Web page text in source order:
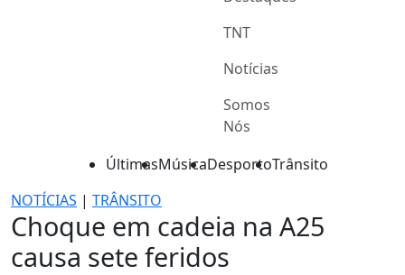
TNT
Notícias
Somos
Nós
ÚltimasMúsicaDesportoTrânsito
NOTÍCIAS | TRÂNSITO
Choque em cadeia na A25
causa sete feridos